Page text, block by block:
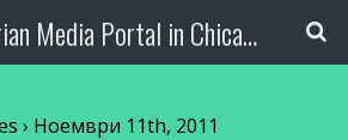
The Bulgarian Media Portal in Chicago
› Ноември 11th, 2011